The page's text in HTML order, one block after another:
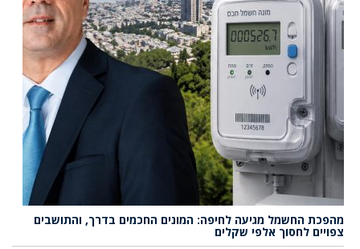
מהפכת החשמל מגיעה לחיפה: המונים החכמים בדרך, והתושבים
צפויים לחסוך אלפי שקלים